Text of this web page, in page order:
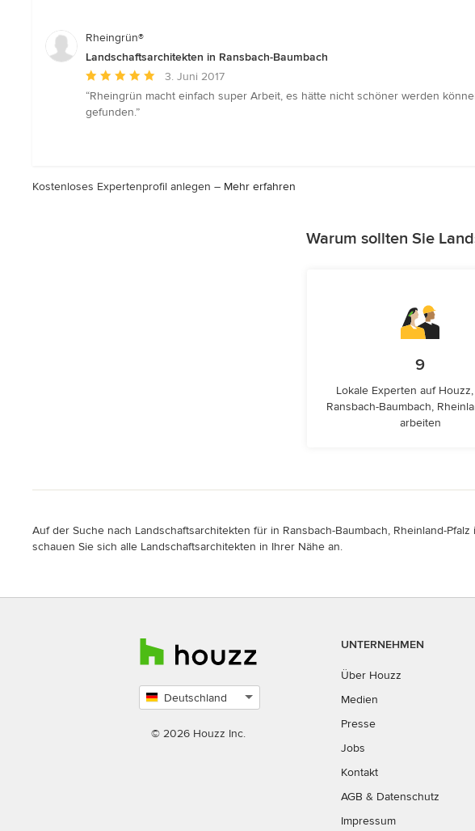
Rheingrün®
Landschaftsarchitekten in Ransbach-Baumbach
Durchschnittliche
Bewertung:
5
3. Juni 2017
“Rheingrün macht einfach super Arbeit, es hätte nicht schöner werden
gefunden.”
Kostenloses Expertenprofil anlegen – Mehr erfahren
Warum sollten Sie
9
Lokale Experten auf
Ransbach-Baumbach,
arbeiten
Auf der Suche nach Landschaftsarchitekten für in Ransbach-Baumbach, Rheinland-
schauen Sie sich alle Landschaftsarchitekten in Ihrer Nähe an.
Deutschland
auswählen
© 2026 Houzz Inc.
UNTERNEHMEN
Über Houzz
Medien
Presse
Jobs
Kontakt
AGB & Datenschutz
Impressum